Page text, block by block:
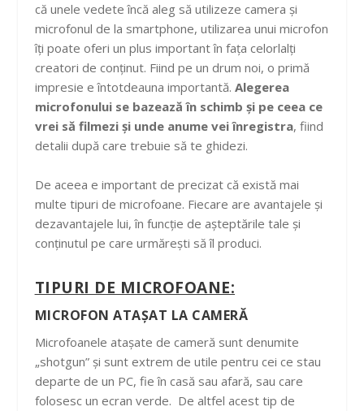
că unele vedete încă aleg să utilizeze camera și
microfonul de la smartphone, utilizarea unui microfon
îți poate oferi un plus important în fața celorlalți
creatori de conținut. Fiind pe un drum noi, o primă
impresie e întotdeauna importantă. Alegerea
microfonului se bazează în schimb și pe ceea ce
vrei să filmezi și unde anume vei înregistra, fiind
detalii după care trebuie să te ghidezi.
De aceea e important de precizat că există mai
multe tipuri de microfoane. Fiecare are avantajele și
dezavantajele lui, în funcție de așteptările tale și
conținutul pe care urmărești să îl produci.
TIPURI DE MICROFOANE:
MICROFON ATAȘAT LA CAMERĂ
Microfoanele atașate de cameră sunt denumite
„shotgun” și sunt extrem de utile pentru cei ce stau
departe de un PC, fie în casă sau afară, sau care
folosesc un ecran verde. De altfel acest tip de